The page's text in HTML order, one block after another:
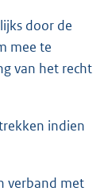
door de
mee te
van het recht
indien
verband met